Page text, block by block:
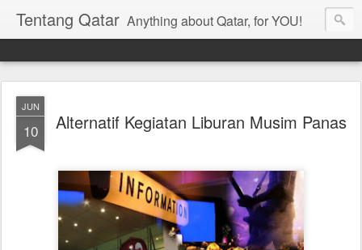
Tentang Qatar Anything about Qatar, for YOU!
JUN
10 Alternatif Kegiatan Liburan Musim Panas